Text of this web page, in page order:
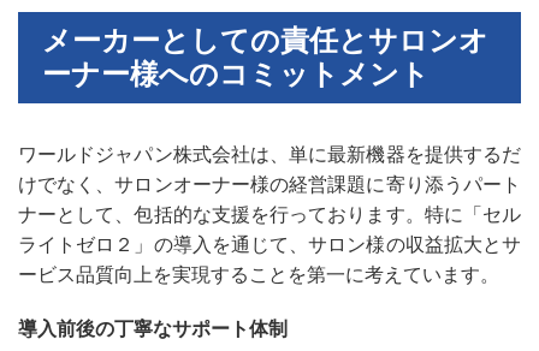
メーカーとしての責任とサロンオ
ーナー様へのコミットメント
ワールドジャパン株式会社は、単に最新機器を提供するだ
けでなく、サロンオーナー様の経営課題に寄り添うパート
ナーとして、包括的な支援を行っております。特に「セル
ライトゼロ２」の導入を通じて、サロン様の収益拡大とサ
ービス品質向上を実現することを第一に考えています。
導入前後の丁寧なサポート体制